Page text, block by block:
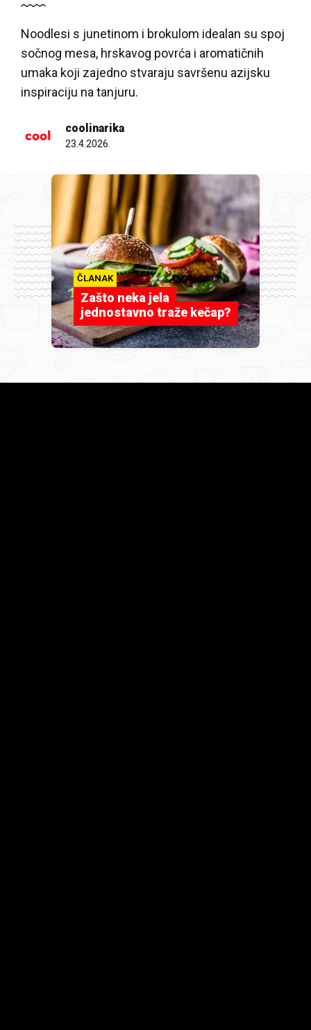
Noodlesi s junetinom i brokulom idealan su spoj
sočnog mesa, hrskavog povrća i aromatičnih
umaka koji zajedno stvaraju savršenu azijsku
inspiraciju na tanjuru.
coolinarika
23.4.2026.
ČLANAK
Zašto neka jela
jednostavno traže kečap?